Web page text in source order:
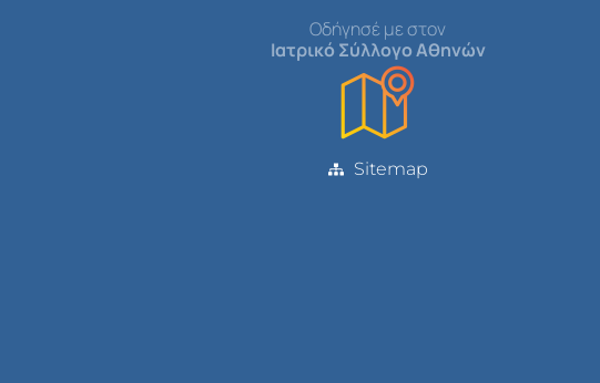
Οδήγησέ με στον
Ιατρικό Σύλλογο Αθηνών
Sitemap